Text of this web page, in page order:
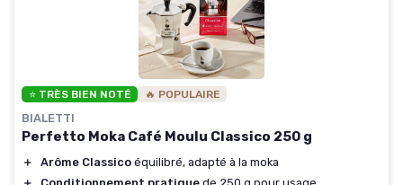
⭐ TRÈS BIEN NOTÉ 🔥 POPULAIRE
BIALETTI
Perfetto Moka Café Moulu Classico 250 g
＋ Arôme Classico équilibré, adapté à la moka